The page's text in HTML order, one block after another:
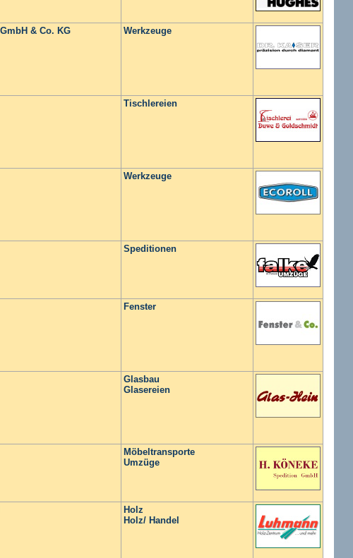
& Co. KG
Werkzeuge
Tischlereien
Werkzeuge
Speditionen
Fenster
Glasbau
Glasereien
Möbeltransporte
Umzüge
Holz
Holz/ Handel